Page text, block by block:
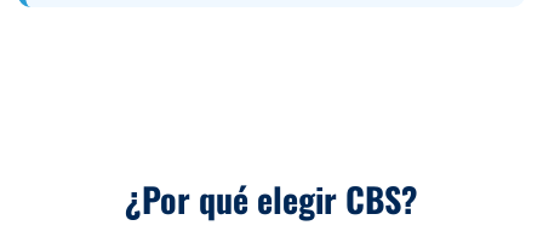
¿Por qué elegir CBS?